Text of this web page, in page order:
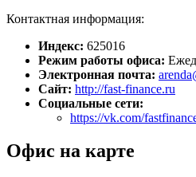
Контактная информация:
Индекс: 625016
Режим работы офиса:
Электронная почта:
Сайт: http://fast-finance.ru
Социальные сети:
https://vk.com/
Офис на карте